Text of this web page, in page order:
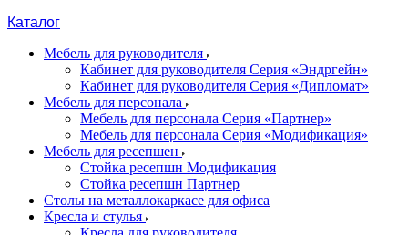
Каталог
Мебель для руководителя
Кабинет для руководителя Серия «Эндргейн»
Кабинет для руководителя Серия «Дипломат»
Мебель для персонала
Мебель для персонала Серия «Партнер»
Мебель для персонала Серия «Модификация»
Мебель для ресепшен
Стойка ресепшн Модификация
Стойка ресепшн Партнер
Столы на металлокаркасе для офиса
Кресла и стулья